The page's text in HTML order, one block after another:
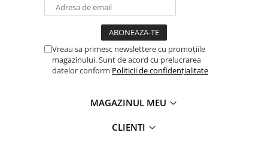
Vreau sa primesc newslettere cu promoțiile
magazinului. Sunt de acord cu prelucrarea
datelor conform Politicii de confidențialitate
MAGAZINUL MEU
CLIENTI